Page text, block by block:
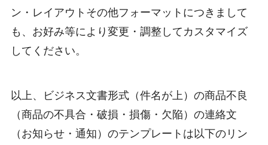
ン・レイアウトその他フォーマットにつきまして
も、お好み等により変更・調整してカスタマイズ
してください。
以上、ビジネス文書形式（件名が上）の商品不良
（商品の不具合・破損・損傷・欠陥）の連絡文
（お知らせ・通知）のテンプレートは以下のリン